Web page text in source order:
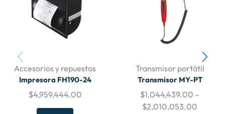
Accesorios y repuestos
Impresora FH190-24
$4,959,444.00
Transmisor portátil
Transmisor MY-PT
$1,044,439.00 –
$2,010,053.00